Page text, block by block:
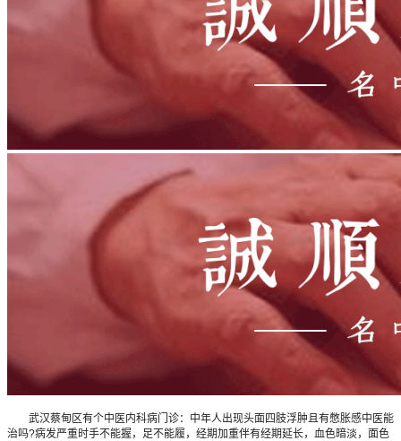
武汉蔡甸区有个中医内科病门诊：中年人出现头面四肢浮肿且有憋胀感中医能
治吗?病发严重时手不能握，足不能履，经期加重伴有经期延长，血色暗淡，面色